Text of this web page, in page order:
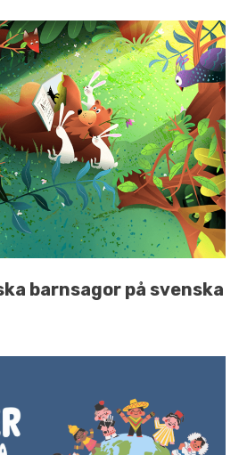
barnsagor på svenska